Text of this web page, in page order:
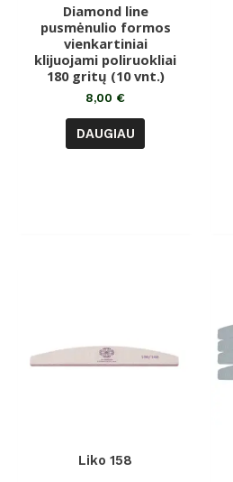
Įvertinimas:
0
iš
5
Diamond line
pusmėnulio formos
vienkartiniai
klijuojami poliruokliai
180 gritų (10 vnt.)
8,00 €
DAUGIAU
Liko 158